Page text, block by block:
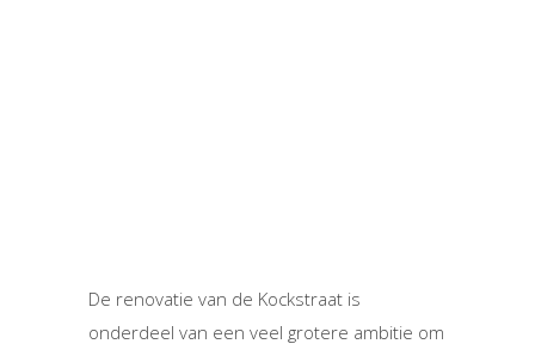
De renovatie van de Kockstraat is
onderdeel van een veel grotere ambitie om